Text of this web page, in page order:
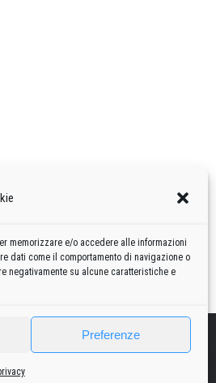
memorizzare e/o accedere alle informazioni
dati come il comportamento di navigazione o
negativamente su alcune caratteristiche e
Preferenze
Privacy policy-Cookie policy